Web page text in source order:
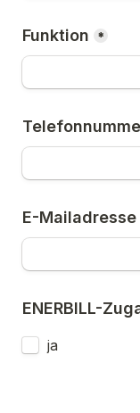
Funktion *
E-Mailadresse
ENERBILL-
ja